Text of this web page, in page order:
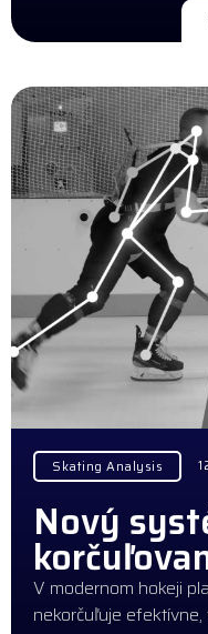
Skating Analysis
Nový
V modernom hokeji
nekorčuľuje